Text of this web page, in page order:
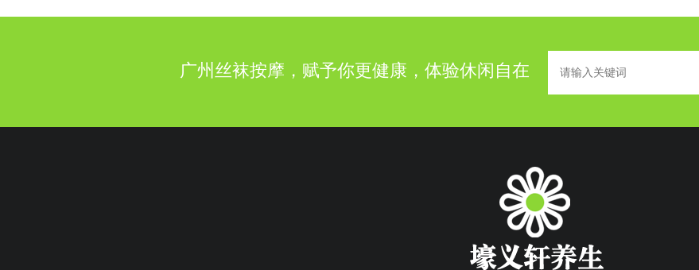
广州丝袜按摩，赋予你更健康，体验休闲自在